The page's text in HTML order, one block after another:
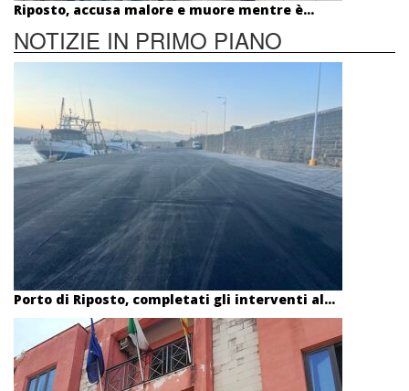
Riposto, accusa malore e muore mentre è...
NOTIZIE IN PRIMO PIANO
Porto di Riposto, completati gli interventi al...